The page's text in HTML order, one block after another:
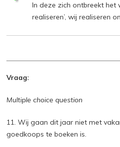
In deze zich ontbreekt het
realiseren’, wij realiseren
Vraag:
Multiple choice question
11. Wij gaan dit jaar niet met
goedkoops te boeken is.